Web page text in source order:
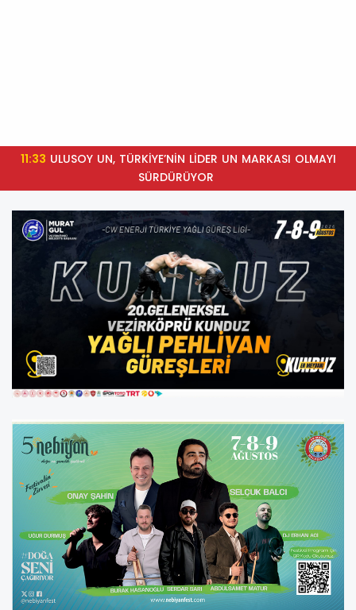
11:33
SÜRDÜRÜYOR